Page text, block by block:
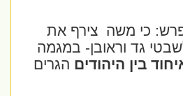
כי משה צירף את
גד וראובן- במגמה
בין היהודיםהגרים